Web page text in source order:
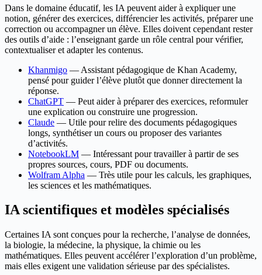
Dans le domaine éducatif, les IA peuvent aider à expliquer une
notion, générer des exercices, différencier les activités, préparer une
correction ou accompagner un élève. Elles doivent cependant rester
des outils d’aide : l’enseignant garde un rôle central pour vérifier,
contextualiser et adapter les contenus.
Khanmigo — Assistant pédagogique de Khan Academy,
pensé pour guider l’élève plutôt que donner directement la
réponse.
ChatGPT — Peut aider à préparer des exercices, reformuler
une explication ou construire une progression.
Claude — Utile pour relire des documents pédagogiques
longs, synthétiser un cours ou proposer des variantes
d’activités.
NotebookLM — Intéressant pour travailler à partir de ses
propres sources, cours, PDF ou documents.
Wolfram Alpha — Très utile pour les calculs, les graphiques,
les sciences et les mathématiques.
IA scientifiques et modèles spécialisés
Certaines IA sont conçues pour la recherche, l’analyse de données,
la biologie, la médecine, la physique, la chimie ou les
mathématiques. Elles peuvent accélérer l’exploration d’un problème,
mais elles exigent une validation sérieuse par des spécialistes.